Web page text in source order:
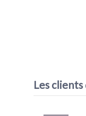
Les